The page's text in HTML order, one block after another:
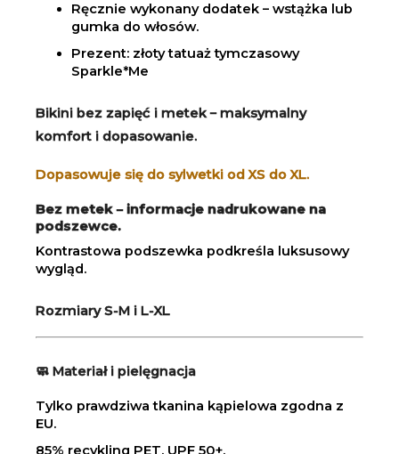
Ręcznie wykonany dodatek – wstążka lub
gumka do włosów.
Prezent: złoty tatuaż tymczasowy
Sparkle*Me
Bikini bez zapięć i metek – maksymalny
komfort i dopasowanie.
Dopasowuje się do sylwetki od XS do XL.
Bez metek – informacje nadrukowane na
podszewce.
Kontrastowa podszewka podkreśla luksusowy
wygląd.
Rozmiary S-M i L-XL
🧼 Materiał i pielęgnacja
Tylko prawdziwa tkanina kąpielowa zgodna z
EU.
85% recykling PET, UPF 50+.